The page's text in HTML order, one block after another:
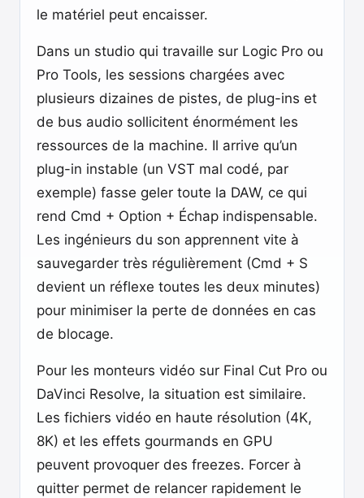
le matériel peut encaisser.
Dans un studio qui travaille sur Logic Pro ou
Pro Tools, les sessions chargées avec
plusieurs dizaines de pistes, de plug-ins et
de bus audio sollicitent énormément les
ressources de la machine. Il arrive qu’un
plug-in instable (un VST mal codé, par
exemple) fasse geler toute la DAW, ce qui
rend Cmd + Option + Échap indispensable.
Les ingénieurs du son apprennent vite à
sauvegarder très régulièrement (Cmd + S
devient un réflexe toutes les deux minutes)
pour minimiser la perte de données en cas
de blocage.
Pour les monteurs vidéo sur Final Cut Pro ou
DaVinci Resolve, la situation est similaire.
Les fichiers vidéo en haute résolution (4K,
8K) et les effets gourmands en GPU
peuvent provoquer des freezes. Forcer à
quitter permet de relancer rapidement le